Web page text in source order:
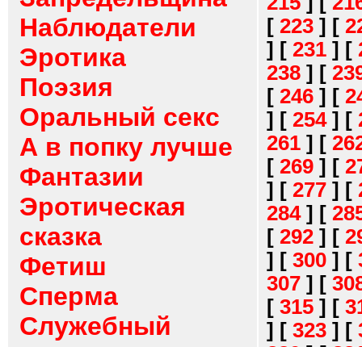
Наблюдатели
Эротика
Поэзия
Оральный секс
А в попку лучше
Фантазии
Эротическая
сказка
Фетиш
Сперма
Служебный
[ 223 ] [
] [ 231 ] [
238 ] [
[ 246 ] [
] [ 254] [
261 ] [
[ 269 ] [
] [ 277 ] [
284] [
[ 292 ] [
] [ 300 ] [
307 ] [
[ 315 ] [
] [ 323 ] [